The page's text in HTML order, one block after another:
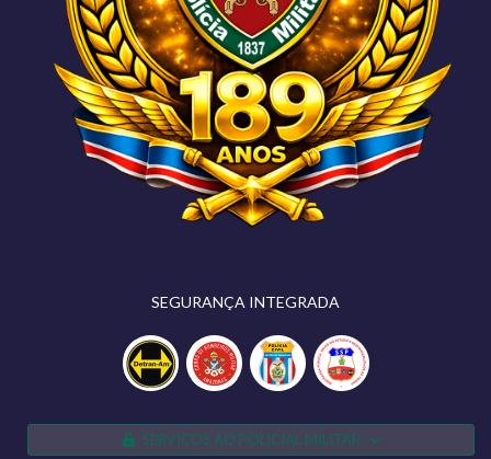
SEGURANÇA INTEGRADA
SERVIÇOS AO POLICIAL MILITAR